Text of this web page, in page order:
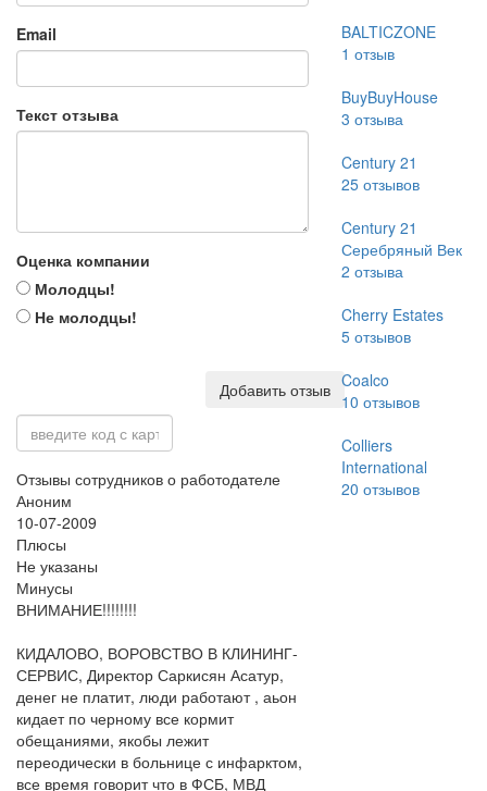
Email
Текст отзыва
Оценка компании
Молодцы!
Не молодцы!
Добавить отзыв
Отзывы сотрудников о работодателе
Аноним
10-07-2009
Плюсы
Не указаны
Минусы
ВНИМАНИЕ!!!!!!!!
КИДАЛОВО, ВОРОВСТВО В КЛИНИНГ-
СЕРВИС, Директор Саркисян Асатур,
денег не платит, люди работают , аьон
кидает по черному все кормит
обещаниями, якобы лежит
переодически в больнице с инфарктом,
все время говорит что в ФСБ, МВД
BALTICZONE
1 отзыв
BuyBuyHouse
3 отзыва
Century 21
25отзывов
Century 21
Серебряный Век
2 отзыва
Cherry Estates
5отзывов
Coalco
10 отзывов
Colliers
International
20 отзывов